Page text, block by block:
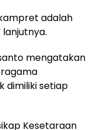
adalah
mengatakan
dimiliki setiap
Kesetaraan